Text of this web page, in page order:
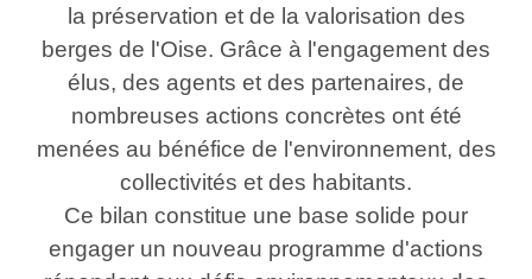
la préservation et de la valorisation des
berges de l'Oise. Grâce à l'engagement des
élus, des agents et des partenaires, de
nombreuses actions concrètes ont été
menées au bénéfice de l'environnement, des
collectivités et des habitants.
Ce bilan constitue une base solide pour
engager un nouveau programme d'actions